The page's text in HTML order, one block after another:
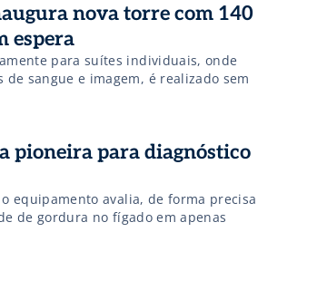
nova torre com 140
espera
para suítes individuais, onde
sangue e imagem, é realizado sem
pioneira para diagnóstico
equipamento avalia, de forma precisa
de gordura no fígado em apenas